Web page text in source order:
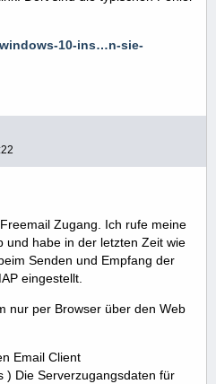
10-ins…n-sie-
Zugang. Ich rufe meine
und habe in der letzten Zeit wie
Senden und Empfang der
eingestellt.
nur per Browser über den Web
Email Client
) Die Serverzugangsdaten für